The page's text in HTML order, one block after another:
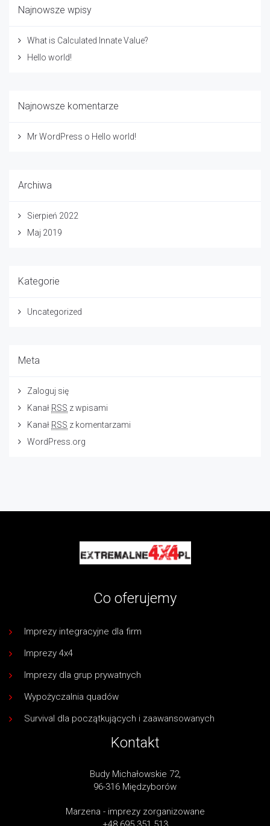
Najnowsze wpisy
What is Calculated Innate Value?
Hello world!
Najnowsze komentarze
Mr WordPress o Hello world!
Archiwa
Sierpień 2022
Maj 2019
Kategorie
Uncategorized
Meta
Zaloguj się
Kanał RSS z wpisami
Kanał RSS z komentarzami
WordPress.org
Co oferujemy
Imprezy integracyjne dla firm
Imprezy 4x4
Imprezy dla grup prywatnych
Wypożyczalnia quadów
Survival dla początkujących i zaawansowanych
Kontakt
Budy Michałowskie 72,
96-316 Międzyborów
Marzena - imprezy zorganizowane